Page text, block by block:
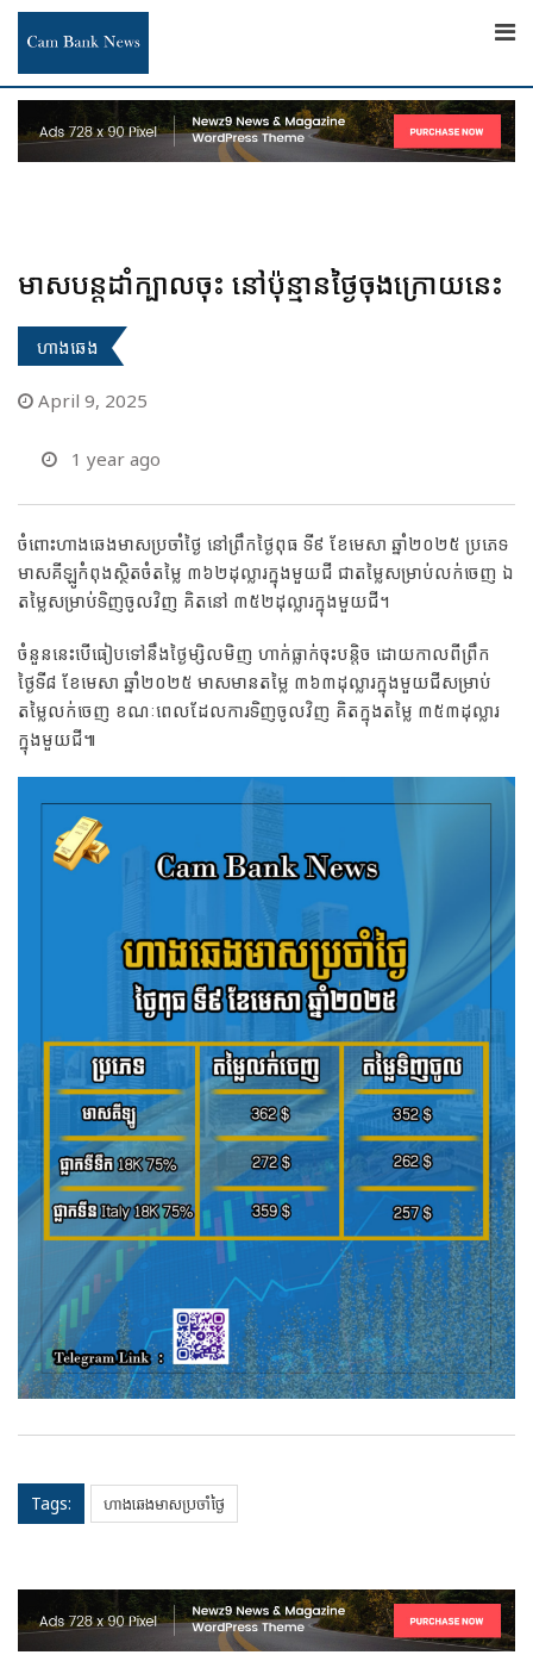
Skip
content
មាសបន្តដាំក្បាលចុះ នៅប៉ុន្មានថ្ងៃចុងក្រោយនេះ
ហាងឆេង
April 9, 2025
1 year ago
ចំពោះហាងឆេងមាសប្រចាំថ្ងៃ នៅព្រឹកថ្ងៃពុធ ទី៩ ខែមេសា ឆ្នាំ២០២៥ ប្រភេទ
មាសគីឡូកំពុងស្ថិតចំតម្លៃ ៣៦២ដុល្លារក្នុងមួយជី ជាតម្លៃសម្រាប់លក់ចេញ ឯ
តម្លៃសម្រាប់ទិញចូលវិញ គិតនៅ ៣៥២ដុល្លារក្នុងមួយជី។
ចំនួននេះបើធៀបទៅនឹងថ្ងៃម្សិលមិញ ហាក់ធ្លាក់ចុះបន្តិច ដោយកាលពីព្រឹក
ថ្ងៃទី៨ ខែមេសា ឆ្នាំ២០២៥ មាសមានតម្លៃ ៣៦៣ដុល្លារក្នុងមួយជីសម្រាប់
តម្លៃលក់ចេញ ខណៈពេលដែលការទិញចូលវិញ គិតក្នុងតម្លៃ ៣៥៣ដុល្លារ
ក្នុងមួយជី៕
Tags: ហាងឆេងមាសប្រចាំថ្ងៃ